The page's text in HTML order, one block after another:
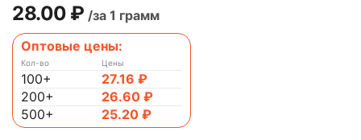
28.00 ₽ /за 1 грамм
Оптовые цены:
Кол-во
100+
200+
500+
Цены
27.16 ₽
26.60 ₽
25.20 ₽